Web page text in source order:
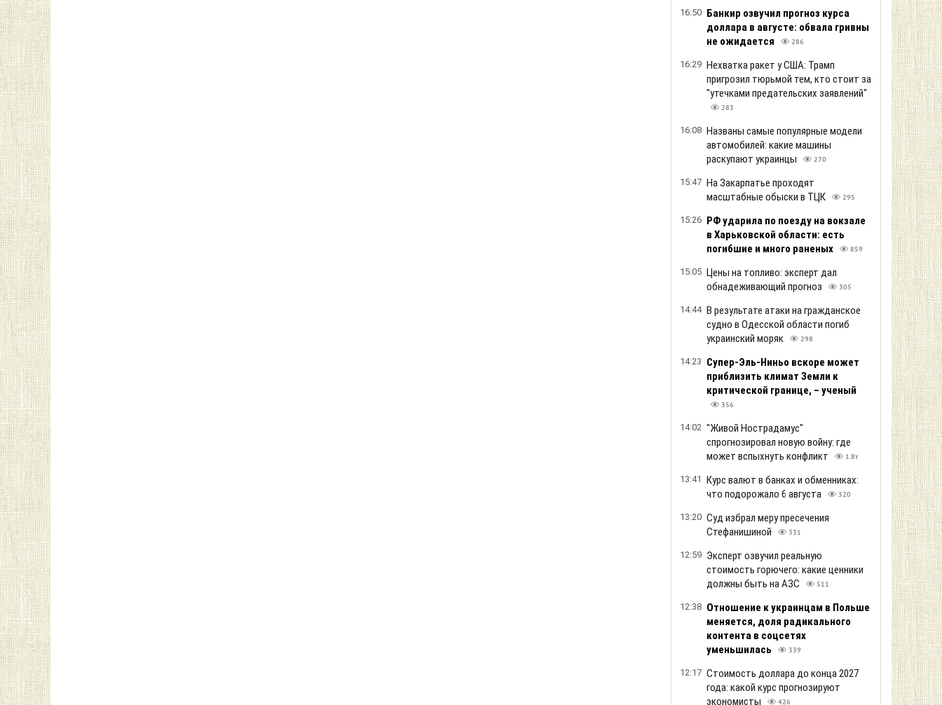
16:50 Банкир озвучил прогноз курса
доллара в августе: обвала гривны
не ожидается
286
16:29 Нехватка ракет у США: Трамп
пригрозил тюрьмой тем, кто стоит за
"утечками предательских заявлений"
283
16:08 Названы самые популярные модели
автомобилей: какие машины
раскупают украинцы
270
15:47 На Закарпатье проходят
масштабные обыски в ТЦК
295
15:26 РФ ударила по поезду на вокзале
в Харьковской области: есть
погибшие и много раненых
859
15:05 Цены на топливо: эксперт дал
обнадеживающий прогноз
305
14:44 В результате атаки на гражданское
судно в Одесской области погиб
украинский моряк
298
14:23 Супер-Эль-Ниньо вскоре может
приблизить климат Земли к
критической границе, – ученый
356
14:02 "Живой Нострадамус"
спрогнозировал новую войну: где
может вспыхнуть конфликт
1.8т
13:41 Курс валют в банках и обменниках:
что подорожало 6 августа
320
13:20 Суд избрал меру пресечения
Стефанишиной
331
12:59 Эксперт озвучил реальную
стоимость горючего: какие ценники
должны быть на АЗС
511
12:38 Отношение к украинцам в Польше
меняется, доля радикального
контента в соцсетях
уменьшилась
339
12:17 Стоимость доллара до конца 2027
года: какой курс прогнозируют
экономисты
426